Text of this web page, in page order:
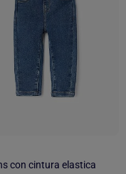
con cintura elastica